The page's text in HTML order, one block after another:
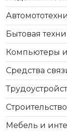
Бытовая
Компьютеры
Средства
Мебель и